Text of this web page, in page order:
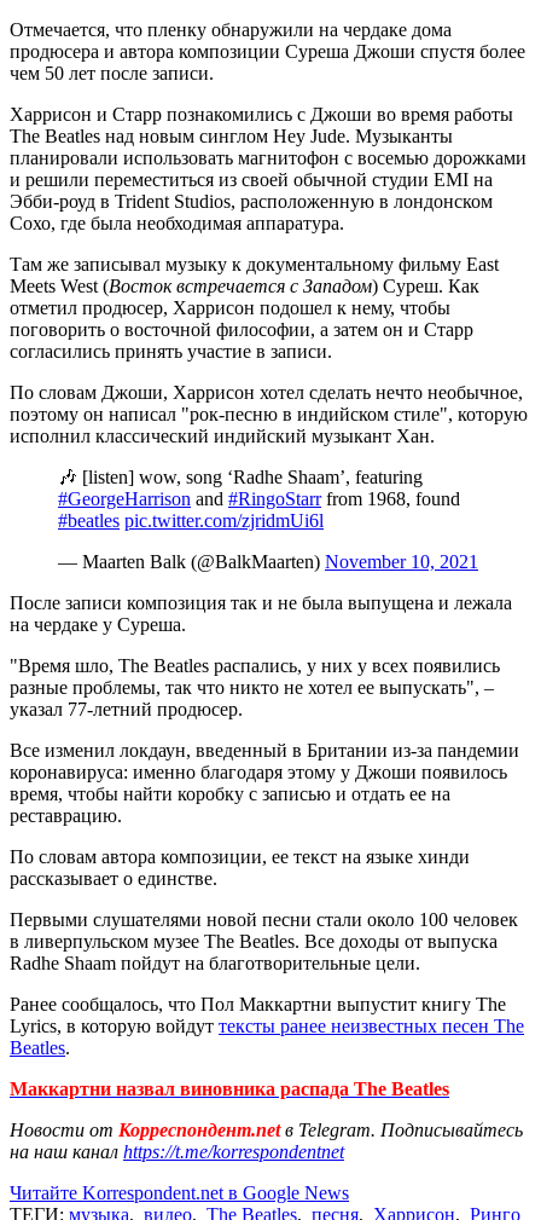
Отмечается, что пленку обнаружили на чердаке дома
продюсера и автора композиции Суреша Джоши спустя более
чем 50 лет после записи.
Харрисон и Старр познакомились с Джоши во время работы
The Beatles над новым синглом Hey Jude. Музыканты
планировали использовать магнитофон с восемью дорожками
и решили переместиться из своей обычной студии EMI на
Эбби-роуд в Trident Studios, расположенную в лондонском
Сохо, где была необходимая аппаратура.
Там же записывал музыку к документальному фильму East
Meets West (Восток встречается с Западом) Суреш. Как
отметил продюсер, Харрисон подошел к нему, чтобы
поговорить о восточной философии, а затем он и Старр
согласились принять участие в записи.
По словам Джоши, Харрисон хотел сделать нечто необычное,
поэтому он написал "рок-песню в индийском стиле", которую
исполнил классический индийский музыкант Хан.
🎶 [listen] wow, song ‘Radhe Shaam’, featuring
#GeorgeHarrison and #RingoStarrfrom 1968, found
#beatles pic.twitter.com/zjridmUi6l
— Maarten Balk (@BalkMaarten) November 10, 2021
После записи композиция так и не была выпущена и лежала
на чердаке у Суреша.
"Время шло, The Beatles распались, у них у всех появились
разные проблемы, так что никто не хотел ее выпускать", –
указал 77-летний продюсер.
Все изменил локдаун, введенный в Британии из-за пандемии
коронавируса: именно благодаря этому у Джоши появилось
время, чтобы найти коробку с записью и отдать ее на
реставрацию.
По словам автора композиции, ее текст на языке хинди
рассказывает о единстве.
Первыми слушателями новой песни стали около 100 человек
в ливерпульском музее The Beatles. Все доходы от выпуска
Radhe Shaam пойдут на благотворительные цели.
Ранее сообщалось, что Пол Маккартни выпустит книгу The
Lyrics, в которую войдут тексты ранее неизвестных песен The
Beatles.
Маккартни назвал виновника распада The Beatles
Новости от Корреспондент.netв Telegram. Подписывайтесь
на наш канал https://t.me/korrespondentnet
Читайте Korrespondent.net в Google News
ТЕГИ: музыка, видео, The Beatles, песня, Харрисон, Ринго